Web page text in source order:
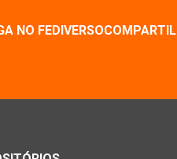
NO FEDIVERSO